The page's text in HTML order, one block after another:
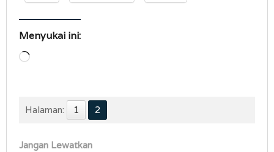
Menyukai ini:
Memuat...
Halaman: 1 2
Jangan Lewatkan